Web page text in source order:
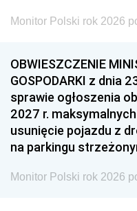
Monitor Polski rok 2026
OBWIESZCZENIE
GOSPODARKI z dnia
sprawie ogłoszenia
2027 r.
usunięcie pojazdu z
na parkingu
Monitor Polski rok 2026